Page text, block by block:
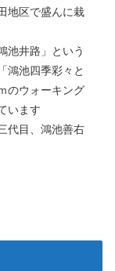
地区で盛んに栽
池井路」という
鴻池四季彩々と
のウォーキング
います
代目、鴻池善右